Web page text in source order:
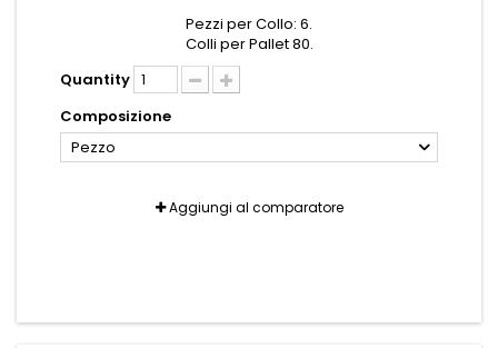
Pezzi per Collo: 6.
Colli per Pallet 80.
Quantity
Composizione
Pezzo
Aggiungi al comparatore